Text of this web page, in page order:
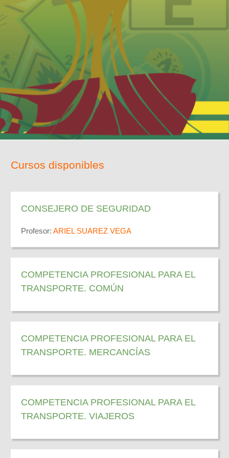
Cursos disponibles
CONSEJERO DE SEGURIDAD
Profesor: ARIEL SUAREZ VEGA
COMPETENCIA PROFESIONAL PARA EL
TRANSPORTE. COMÚN
COMPETENCIA PROFESIONAL PARA EL
TRANSPORTE. MERCANCÍAS
COMPETENCIA PROFESIONAL PARA EL
TRANSPORTE. VIAJEROS